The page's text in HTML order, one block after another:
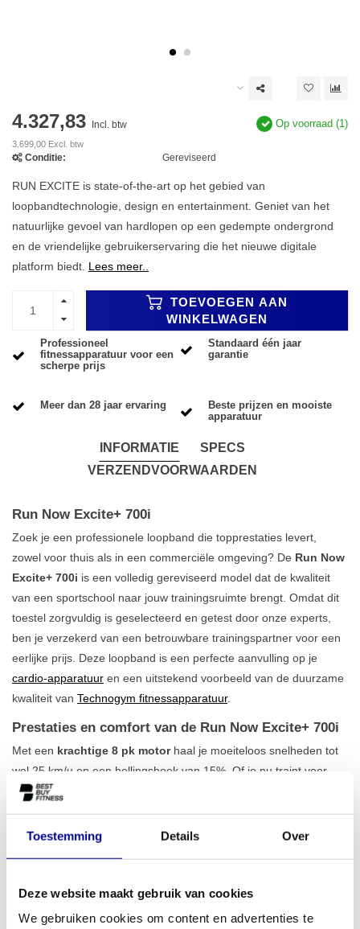
Toestemming Details Over
Deze website maakt gebruik van cookies
We gebruiken cookies om content en advertenties te
4.327,83 Incl. btw
3.699,00 Excl. btw
Op voorraad (1)
Conditie: Gereviseerd
RUN EXCITE is state-of-the-art op het gebied van
loopbandtechnologie, design en entertainment. Geniet van het
natuurlijke gevoel van hardlopen op een gedempte ondergrond
en de vriendelijke gebruikerservaring die het nieuwe digitale
platform biedt. Lees meer..
TOEVOEGEN AAN
WINKELWAGEN
Professioneel
fitnessapparatuur voor een
scherpe prijs
Standaard één jaar
garantie
Meer dan 28 jaar ervaring
Beste prijzen en mooiste
apparatuur
INFORMATIE
SPECS
VERZENDVOORWAARDEN
Run Now Excite+ 700i
Zoek je een professionele loopband die topprestaties levert,
zowel voor thuis als in een commerciële omgeving? De Run Now
Excite+ 700i is een volledig gereviseerd model dat de kwaliteit
van een sportschool naar jouw trainingsruimte brengt. Omdat dit
toestel zorgvuldig is geselecteerd en getest door onze experts,
ben je verzekerd van een betrouwbare trainingspartner voor een
eerlijke prijs. Deze loopband is een perfecte aanvulling op je
cardio-apparatuur en een uitstekend voorbeeld van de duurzame
kwaliteit van Technogym fitnessapparatuur.
Prestaties en comfort van de Run Now Excite+ 700i
Met een krachtige 8 pk motorhaal je moeiteloos snelheden tot
wel 25 km/u en een hellingshoek van 15%. Of je nu traint voor
een marathon of werkt aan je conditie met intervaltraining, dit
loopvlak van 152 x 52 cm geeft je alle bewegingsvrijheid en een
van training en houd je moeiteloos je voortgang bij. Bekijk ook ons
volledige
aanbod loopbanden voor meer opties.